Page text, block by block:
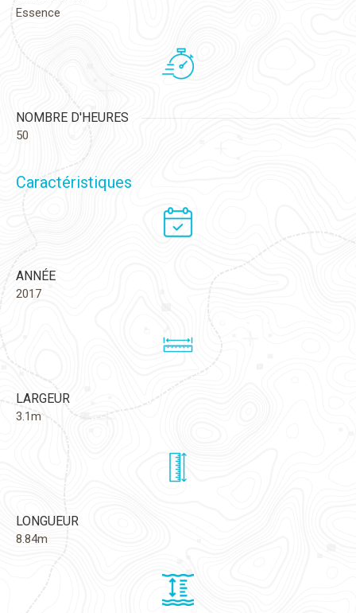
Essence
NOMBRE D'HEURES
50
Caractéristiques
ANNÉE
2017
LARGEUR
3.1m
LONGUEUR
8.84m